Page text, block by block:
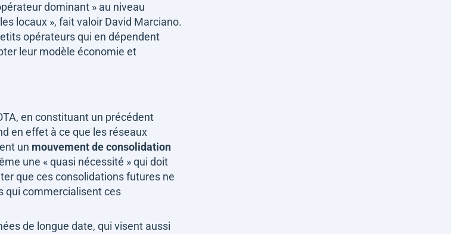
dominant » au niveau
locaux », fait valoir David Marciano.
opérateurs qui en dépendent
leur modèle économie et
en constituant un précédent
en effet à ce que les réseaux
un mouvement de consolidation
une « quasi nécessité »qui doit
que ces consolidations futures ne
qui commercialisent ces
de longue date, qui visent aussi